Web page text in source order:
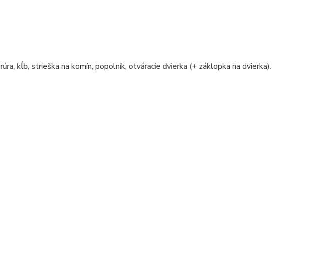
kĺb, strieška na komín, popolník, otváracie dvierka (+ záklopka na dvierka).